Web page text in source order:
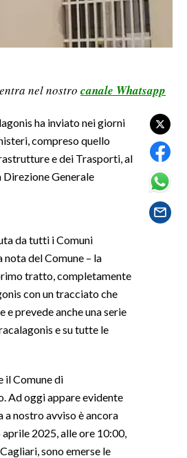
nel nostro canale Whatsapp
ha inviato nei giorni
compreso quello
e dei Trasporti, al
Generale
da tutti i Comuni
del Comune – la
tratto, completamente
con un tracciato che
prevede anche una serie
e su tutte le
il Comune di
Ad oggi appare evidente
nostro avviso è ancora
2025, alle ore 10:00,
sono emerse le